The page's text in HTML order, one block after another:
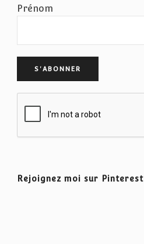
Prénom
Rejoignez moi sur Pinterest